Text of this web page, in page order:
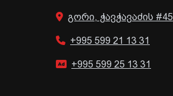
გორი, ჭავჭავაძის #45
+995 599 21 13 31
+995 599 25 13 31